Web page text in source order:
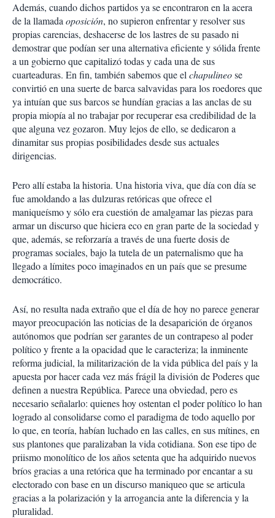
Además, cuando dichos partidos ya se encontraron en la acera
de la llamada oposición, no supieron enfrentar y resolver sus
propias carencias, deshacerse de los lastres de su pasado ni
demostrar que podían ser una alternativa eficiente y sólida frente
a un gobierno que capitalizó todas y cada una de sus
cuarteaduras. En fin, también sabemos que el chapulineose
convirtió en una suerte de barca salvavidas para los roedores que
ya intuían que sus barcos se hundían gracias a las anclas de su
propia miopía al no trabajar por recuperar esa credibilidad de la
que alguna vez gozaron. Muy lejos de ello, se dedicaron a
dinamitar sus propias posibilidades desde sus actuales
dirigencias.
Pero allí estaba la historia. Una historia viva, que día con día se
fue amoldando a las dulzuras retóricas que ofrece el
maniqueísmo y sólo era cuestión de amalgamar las piezas para
armar un discurso que hiciera eco en gran parte de la sociedad y
que, además, se reforzaría a través de una fuerte dosis de
programas sociales, bajo la tutela de un paternalismo que ha
llegado a límites poco imaginados en un país que se presume
democrático.
Así, no resulta nada extraño que el día de hoy no parece generar
mayor preocupación las noticias de la desaparición de órganos
autónomos que podrían ser garantes de un contrapeso al poder
político y frente a la opacidad que le caracteriza; la inminente
reforma judicial, la militarización de la vida pública del país y la
apuesta por hacer cada vez más frágil la división de Poderes que
definen a nuestra República. Parece una obviedad, pero es
necesario señalarlo: quienes hoy ostentan el poder político lo han
logrado al consolidarse como el paradigma de todo aquello por
lo que, en teoría, habían luchado en las calles, en sus mítines, en
sus plantones que paralizaban la vida cotidiana. Son ese tipo de
priismo monolítico de los años setenta que ha adquirido nuevos
bríos gracias a una retórica que ha terminado por encantar a su
electorado con base en un discurso maniqueo que se articula
gracias a la polarización y la arrogancia ante la diferencia y la
pluralidad.